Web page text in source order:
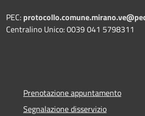
PEC:
Centralino Unico: 0039 041 5798311
Prenotazione appuntamento
Segnalazione disservizio